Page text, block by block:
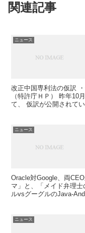
関連記事
ニュース
改正中国専利法の仮訳
（特許庁ＨＰ） 昨年10
て、 仮訳が公開されて
ニュース
Oracle対Google、両
マ」と、「メイド弁理
ルvsグーグルのJava-
ニュース